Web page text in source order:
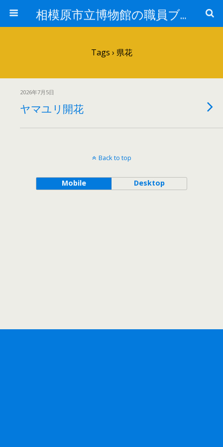
相模原市立博物館の職員ブログ
Tags › 県花
2026年7月5日
ヤマユリ開花
Back to top
Mobile Desktop